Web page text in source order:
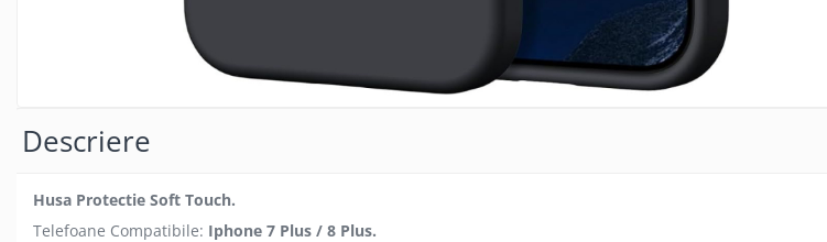
Seria 12
Seria X
Descriere
Husa Protectie Soft Touch.
Telefoane Compatibile: Iphone 7 Plus / 8 Plus.